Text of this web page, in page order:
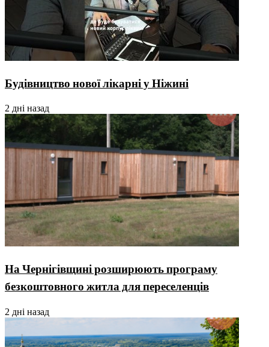
Будівництво нової лікарні у Ніжині
2 дні назад
На Чернігівщині розширюють програму
безкоштовного житла для переселенців
2 дні назад